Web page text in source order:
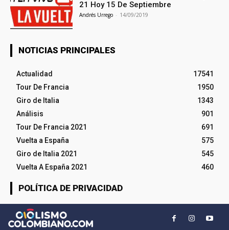
21 Hoy 15 De Septiembre
Andrés Urrego - 14/09/2019
NOTICIAS PRINCIPALES
Actualidad
17541
Tour De Francia
1950
Giro de Italia
1343
Análisis
901
Tour De Francia 2021
691
Vuelta a España
575
Giro de Italia 2021
545
Vuelta A España 2021
460
POLÍTICA DE PRIVACIDAD